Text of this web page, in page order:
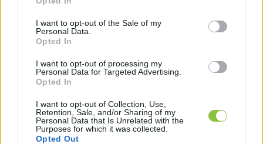
use your data for below specified purposes in below Google
consent section.
I want to opt-out of the Sale of my
Personal Data.
Opted In
I want to opt-out of processing my
Personal Data for Targeted Advertising.
Opted In
I want to opt-out of Collection, Use,
Retention, Sale, and/or Sharing of my
Personal Data that Is Unrelated with the
Purposes for which it was collected.
Opted Out
napos ellátást, ezért plusz ágyakat és foteleket
kell még beszerezniük, hogy aki szeretne, le
A délután az egyéni foglalkozásoké, ilyenkor a
majd 3 órától várják a hozzátartozókat.